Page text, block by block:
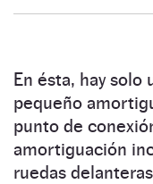
En ésta, hay solo
pequeño
punto de
amortiguación
ruedas